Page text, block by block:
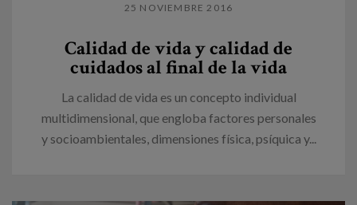
25 NOVIEMBRE 2016
Calidad de vida y calidad de
cuidados al final de la vida
La calidad de vida es un concepto individual
multidimensional, que engloba factores personales
y socioambientales, dimensiones física, psíquica y...